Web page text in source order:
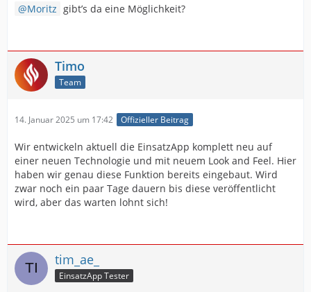
Moritz gibt’s da eine Möglichkeit?
Timo
Team
14. Januar 2025 um 17:42 Offizieller Beitrag
Wir entwickeln aktuell die EinsatzApp komplett neu auf
einer neuen Technologie und mit neuem Look and Feel. Hier
haben wir genau diese Funktion bereits eingebaut. Wird
zwar noch ein paar Tage dauern bis diese veröffentlicht
wird, aber das warten lohnt sich!
tim_ae_
EinsatzApp Tester